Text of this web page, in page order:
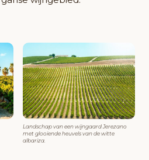
Landschap van een wijngaard Jerezano
met glooiende heuvels van de witte
albariza.